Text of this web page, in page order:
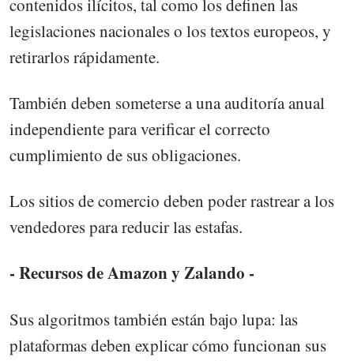
contenidos ilícitos, tal como los definen las
legislaciones nacionales o los textos europeos, y
retirarlos rápidamente.
También deben someterse a una auditoría anual
independiente para verificar el correcto
cumplimiento de sus obligaciones.
Los sitios de comercio deben poder rastrear a los
vendedores para reducir las estafas.
- Recursos de Amazon y Zalando -
Sus algoritmos también están bajo lupa: las
plataformas deben explicar cómo funcionan sus